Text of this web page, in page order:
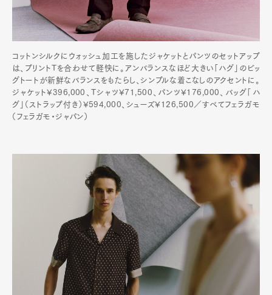
コットンシルクにウォッシュ加工を施したジャケットとパンツのセットアップ
は、プリントTを合わせて軽快に。アンバランスなほど大きい「ハグ」のビッ
グトートが新鮮なバランスをもたらし、シンプルな着こなしのアクセントに。
ジャケット¥396,000、Tシャツ¥71,500、パンツ¥176,000、バッグ「ハ
グ」（ストラップ付き）¥594,000、シューズ¥126,500／すべてフェラガモ
（フェラガモ・ジャパン）